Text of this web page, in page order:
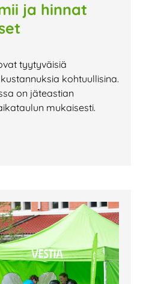
ja hinnat
tyytyväisiä
kohtuullisina.
on jäteastian
mukaisesti.